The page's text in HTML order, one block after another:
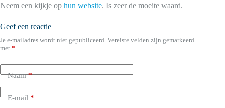
Neem een kijkje op hun website. Is zeer de moeite waard.
Geef een reactie
Je e-mailadres wordt niet gepubliceerd. Vereiste velden zijn gemarkeerd
met *
Naam*
E-mail*